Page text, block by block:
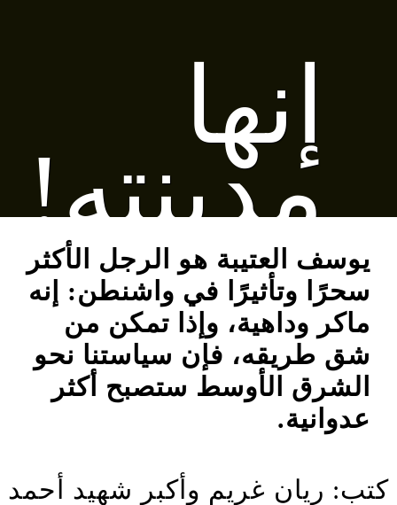
إنها
مدينته!
يوسف العتيبة هو الرجل الأكثر
سحرًا وتأثيرًا في واشنطن: إنه
ماكر وداهية، وإذا تمكن من
شق طريقه، فإن سياستنا نحو
الشرق الأوسط ستصبح أكثر
عدوانية.
كتب: ريان غريم وأكبر شهيد أحمد